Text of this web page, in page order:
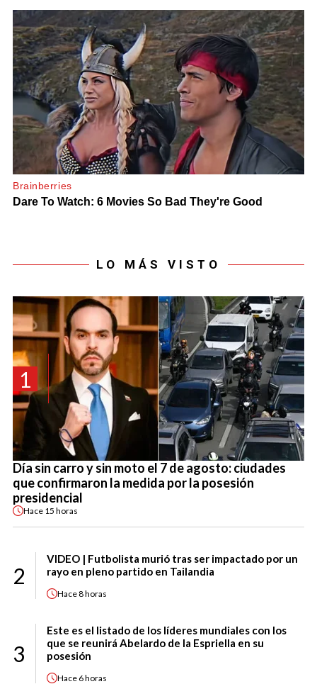
LO MÁS VISTO
1
Día sin carro y sin moto el 7 de agosto: ciudades
que confirmaron la medida por la posesión
presidencial
Hace 15 horas
2
VIDEO | Futbolista murió tras ser impactado por un
rayo en pleno partido en Tailandia
Hace8 horas
3
Este es el listado de los líderes mundiales con los
que se reunirá Abelardo de la Espriella en su
posesión
Hace 6 horas